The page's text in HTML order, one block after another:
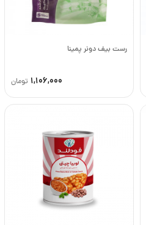
رست بیف دونر پمینا
1,106,000 تومان